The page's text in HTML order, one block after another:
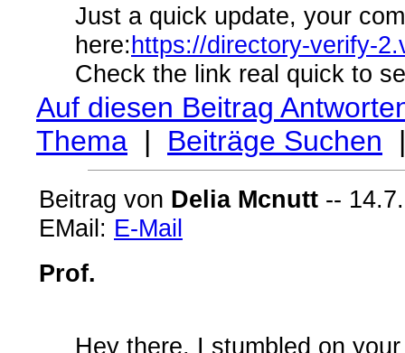
Just a quick update, your
here:https://directory-verify-
Check the link real quick to
Auf diesen Beitrag
Thema | Beiträge Suchen
Beitrag von Delia Mcnutt --
EMail: E-Mail
Prof.
Hey there, I stumbled on